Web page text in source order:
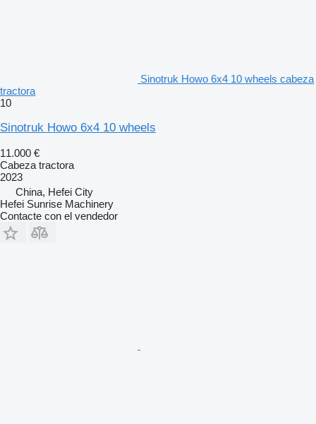
Sinotruk Howo 6x4 10 wheels cabeza
tractora
10
Sinotruk Howo 6x4 10 wheels
11.000 €
Cabeza tractora
2023
China, Hefei City
Hefei Sunrise Machinery
Contacte con el vendedor